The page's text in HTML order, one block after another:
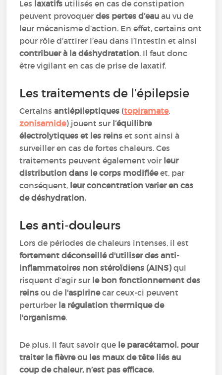
Les laxatifs utilisés en cas de constipation
peuvent provoquerdes pertes d’eau au vu de
leur mécanisme d’action. En effet, certains ont
pour rôle d’attirer l’eau dans l’intestin et ainsi
contribuer à la déshydratation. Il faut donc
être vigilant en cas de prise de laxatif.
Les traitements de l’épilepsie
Certainsantiépileptiques (topiramate,
zonisamide) jouent sur l’équilibre
électrolytiques et les reins et sont ainsi à
surveiller en cas de fortes chaleurs. Ces
traitements peuvent également voir leur
distribution dans le corps modifiéeet, par
conséquent, leur concentration varier en cas
de déshydration.
Les anti-douleurs
Lors de périodes de chaleurs intenses, il est
fortement déconseillé d'utiliser des anti-
inflammatoires non stéroïdiens (AINS)qui
risquent d’agir sur le bon fonctionnement des
reins ou de l'aspirinecar ceux-ci peuvent
perturber la régulation thermique de
l'organisme.
De plus, il faut savoir que le paracétamol, pour
traiter la fièvre ou les maux de tête liés au
coup de chaleur, n’est pas efficace.